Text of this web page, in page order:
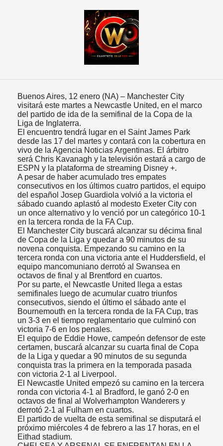
Buenos Aires, 12 enero (NA) – Manchester City
visitará este martes a Newcastle United, en el marco
del partido de ida de la semifinal de la Copa de la
Liga de Inglaterra.
El encuentro tendrá lugar en el Saint James Park
desde las 17 del martes y contará con la cobertura en
vivo de la Agencia Noticias Argentinas. El árbitro
será Chris Kavanagh y la televisión estará a cargo de
ESPN y la plataforma de streaming Disney +.
A pesar de haber acumulado tres empates
consecutivos en los últimos cuatro partidos, el equipo
del español Josep Guardiola volvió a la victoria el
sábado cuando aplastó al modesto Exeter City con
un once alternativo y lo venció por un categórico 10-1
en la tercera ronda de la FA Cup.
El Manchester City buscará alcanzar su décima final
de Copa de la Liga y quedar a 90 minutos de su
novena conquista. Empezando su camino en la
tercera ronda con una victoria ante el Huddersfield, el
equipo mancomuniano derrotó al Swansea en
octavos de final y al Brentford en cuartos.
Por su parte, el Newcastle United llega a estas
semifinales luego de acumular cuatro triunfos
consecutivos, siendo el último el sábado ante el
Bournemouth en la tercera ronda de la FA Cup, tras
un 3-3 en el tiempo reglamentario que culminó con
victoria 7-6 en los penales.
El equipo de Eddie Howe, campeón defensor de este
certamen, buscará alcanzar su cuarta final de Copa
de la Liga y quedar a 90 minutos de su segunda
conquista tras la primera en la temporada pasada
con victoria 2-1 al Liverpool.
El Newcastle United empezó su camino en la tercera
ronda con victoria 4-1 al Bradford, le ganó 2-0 en
octavos de final al Wolverhampton Wanderers y
derrotó 2-1 al Fulham en cuartos.
El partido de vuelta de esta semifinal se disputará el
próximo miércoles 4 de febrero a las 17 horas, en el
Eithad stadium.